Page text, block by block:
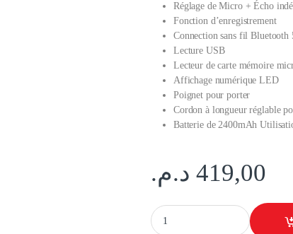
Réglage de Micro + Écho
Fonction d’enregistrement
Connection sans fil Bluetooth
Lecture USB
Lecteur de carte mémoire
Affichage numérique LED
Poignet pour porter
Cordon à longueur réglable
Batterie de 2400mAh
419,00 د.م.
Haut-parleur Bluetooth portable